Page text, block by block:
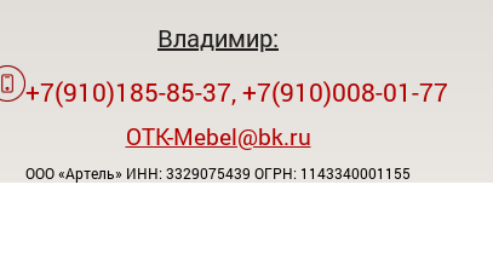
Владимир:
+7(910)185-85-37, +7(910)008-01-77
OTK-Mebel@bk.ru
ООО «Артель» ИНН: 3329075439 ОГРН: 1143340001155